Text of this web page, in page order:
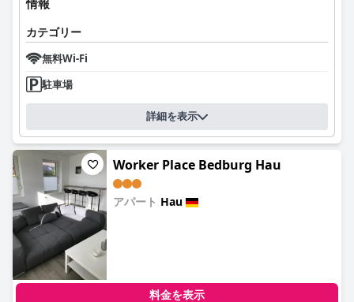
情報
カテゴリー
無料Wi-Fi
駐車場
詳細を表示
Worker Place Bedburg Hau
アパート Hau
料金を表示